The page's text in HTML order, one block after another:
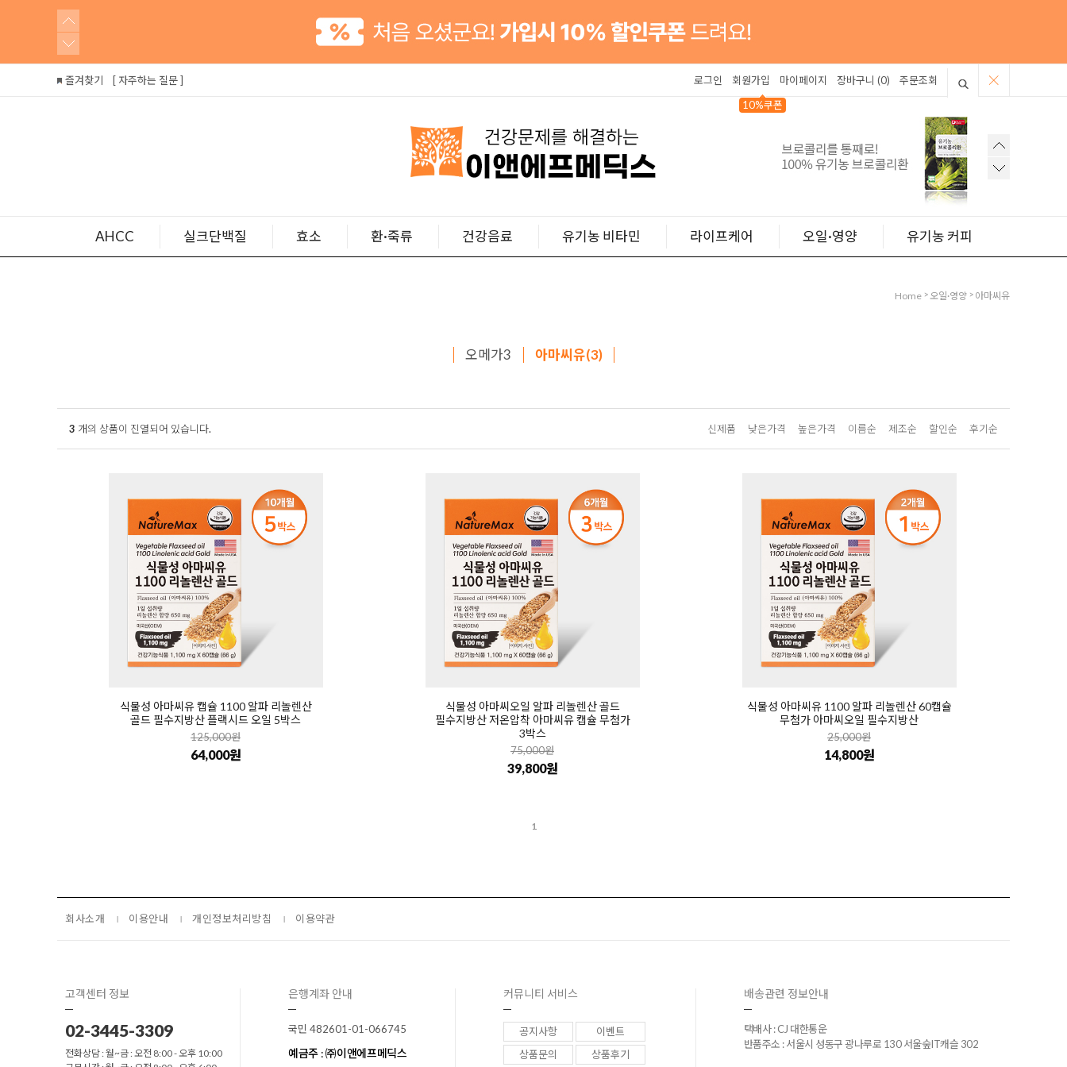
즐겨찾기 [ 자주하는 질문 ] 로그인
회원가입
10%쿠폰
마이페이지 장바구니 (0) 주문조회
AHCC 실크단백질 효소 환·죽류 건강음료 유기농 비타민 라이프케어 오일·영양 유기농 커피
Home > 오일·영양 > 아마씨유
오메가3 아마씨유(3)
3 개의 상품이 진열되어 있습니다. 신제품 낮은가격 높은가격 이름순 제조순 할인순 후기순
식물성 아마씨유 캡슐 1100 알파 리놀렌산
골드 필수지방산 플랙시드 오일 5박스
125,000원
64,000원
식물성 아마씨오일 알파 리놀렌산 골드
필수지방산 저온압착 아마씨유 캡슐 무첨가
3박스
75,000원
39,800원
식물성 아마씨유 1100 알파 리놀렌산 60캡슐
무첨가 아마씨오일 필수지방산
25,000원
14,800원
1
회사소개 이용안내 개인정보처리방침 이용약관
고객센터 정보
02-3445-3309
전화상담 : 월~금 : 오전 8:00 - 오후 10:00
은행계좌 안내
국민 482601-01-066745
예금주 : ㈜이앤에프메딕스
커뮤니티 서비스
공지사항
이벤트
상품문의
상품후기
배송관련 정보안내
택배사 : CJ 대한통운
반품주소 : 서울시 성동구 광나루로 130 서울숲IT캐슬 302